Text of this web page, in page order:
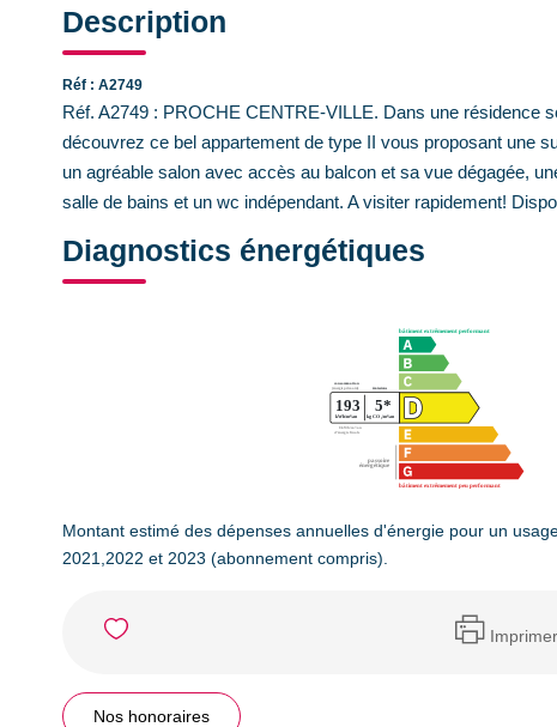
Description
Réf : A2749
Réf. A2749 : PROCHE CENTRE-VILLE. Dans une résidence
découvrez ce bel appartement de type II vous proposant une
un agréable salon avec accès au balcon et sa vue dégagée,
salle de bains et un wc indépendant. A visiter rapidement!
Diagnostics énergétiques
Montant estimé des dépenses annuelles d'énergie pour un
2021,2022 et 2023 (abonnement compris).
Imprimer
Nos honoraires